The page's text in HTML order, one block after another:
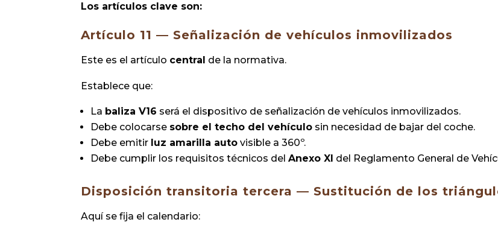
Los artículos clave son:
Artículo 11 — Señalización de vehículos inmovilizados
Este es el artículo central de la normativa.
Establece que:
La baliza V16 será el dispositivo de señalización de vehículos inmovilizados.
Debe colocarse sobre el techo del vehículo sin necesidad de bajar del coche.
Debe emitir luz amarilla auto visible a 360º.
Debe cumplir los requisitos técnicos delAnexo XI del Reglamento General de
Disposición transitoria tercera — Sustitución de los
Aquí se fija el calendario: